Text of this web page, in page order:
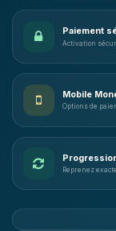
Paiement
Activation
Mobile
Options de
Reprenez